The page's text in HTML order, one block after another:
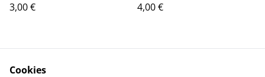
3,00 €
4,00 €
Cookies